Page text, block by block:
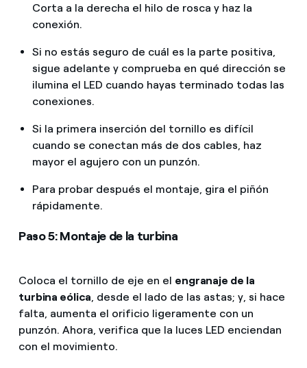
Corta a la derecha el hilo de rosca y haz la
conexión.
Si no estás seguro de cuál es la parte positiva,
sigue adelante y comprueba en qué dirección se
ilumina el LED cuando hayas terminado todas las
conexiones.
Si la primera inserción del tornillo es difícil
cuando se conectan más de dos cables, haz
mayor el agujero con un punzón.
Para probar después el montaje, gira el piñón
rápidamente.
Paso 5: Montaje de la turbina
Coloca el tornillo de eje en el engranaje de la
turbina eólica , desde el lado de las astas; y, si hace
falta, aumenta el orificio ligeramente con un
punzón. Ahora, verifica que la luces LED enciendan
con el movimiento.